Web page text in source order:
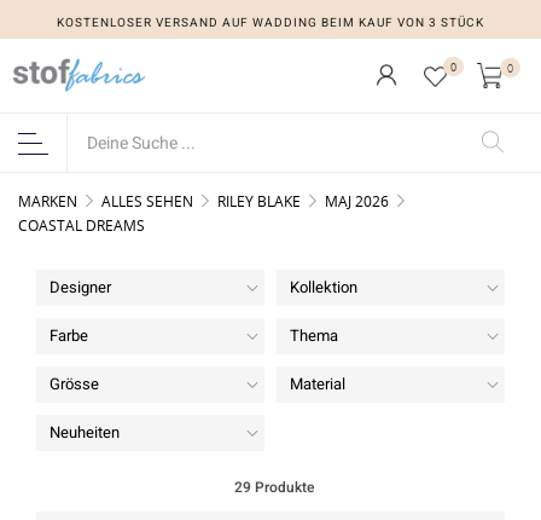
KOSTENLOSER VERSAND AUF WADDING BEIM KAUF VON 3 STÜCK
0 0
MARKEN ALLES SEHEN RILEY BLAKE
MAJ 2026
COASTAL DREAMS
Designer Kollektion
Farbe Thema
Grösse Material
Neuheiten
29 Produkte